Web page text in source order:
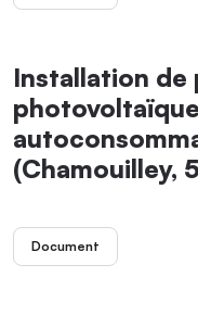
Installation de
(Chamouilley,
Document